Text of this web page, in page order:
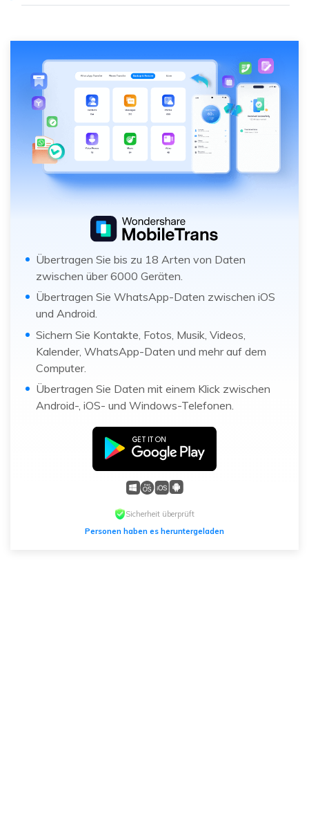
Übertragen Sie bis zu 18 Arten von Daten
zwischen über 6000 Geräten.
Übertragen Sie WhatsApp-Daten zwischen iOS
und Android.
Sichern Sie Kontakte, Fotos, Musik, Videos,
Kalender, WhatsApp-Daten und mehr auf dem
Computer.
Übertragen Sie Daten mit einem Klick zwischen
Android-, iOS- und Windows-Telefonen.
Sicherheit überprüft
Personen haben es heruntergeladen